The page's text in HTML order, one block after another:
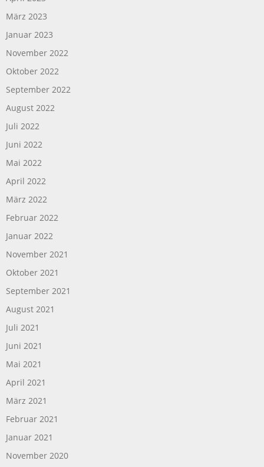
März 2023
Januar 2023
November 2022
Oktober 2022
September 2022
August 2022
Juli 2022
Juni 2022
Mai 2022
April 2022
März 2022
Februar 2022
Januar 2022
November 2021
Oktober 2021
September 2021
August 2021
Juli 2021
Juni 2021
Mai 2021
April 2021
März 2021
Februar 2021
Januar 2021
November 2020